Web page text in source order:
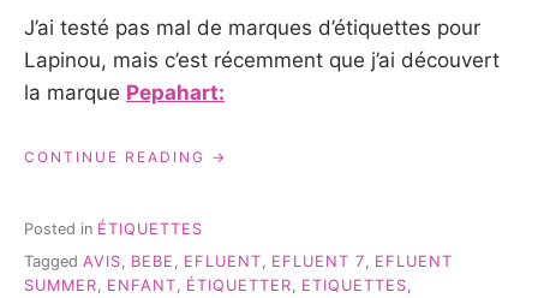
J’ai testé pas mal de marques d’étiquettes pour
Lapinou, mais c’est récemment que j’ai découvert
la marque Pepahart:
CONTINUE READING « NOUNOU
PRÉPARATION… »
Posted in ÉTIQUETTES
Tagged AVIS BEBE EFLUENT EFLUENT 7
EFLUENT
SUMMER
ENFANT ÉTIQUETTER ETIQUETTES